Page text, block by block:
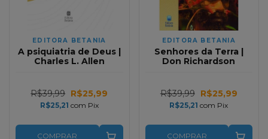
EDITORA BETANIA
A psiquiatria de Deus |
Charles L. Allen
R$39,99 R$25,99
R$25,21 com Pix
COMPRAR
EDITORA BETANIA
Senhores da Terra |
Don Richardson
R$39,99 R$25,99
R$25,21com Pix
COMPRAR